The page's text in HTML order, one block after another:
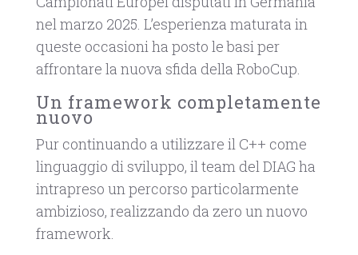
nel marzo 2025. L’esperienza maturata in
queste occasioni ha posto le basi per
affrontare la nuova sfida della RoboCup.
Un framework completamente
nuovo
Pur continuando a utilizzare il C++ come
linguaggio di sviluppo, il team del DIAG ha
intrapreso un percorso particolarmente
ambizioso, realizzando da zero un nuovo
framework.